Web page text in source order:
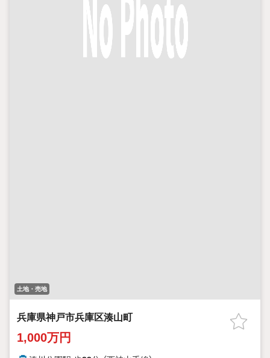
土地・売地
兵庫県神戸市兵庫区湊山町
1,000万円